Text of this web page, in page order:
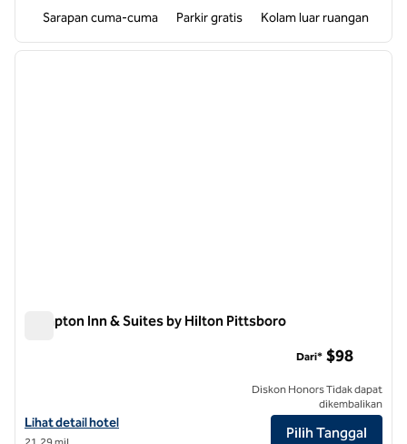
Sarapan cuma-cuma Parkir gratis Kolam luar ruangan
1 dari 14
Hampton Inn & Suites by Hilton Pittsboro
Lihat detail hotel untuk Hampton Inn & Suites by Hilton Pittsboro
Lihat detail hotel
Dari* $98
Diskon Honors Tidak dapat
dikembalikan
Pilih Tanggal